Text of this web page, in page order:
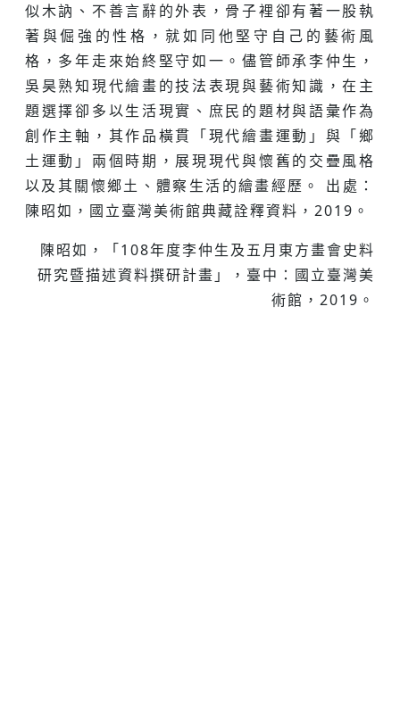
似木訥、不善言辭的外表，骨子裡卻有著一股執
著與倔強的性格，就如同他堅守自己的藝術風
格，多年走來始終堅守如一。儘管師承李仲生，
吳昊熟知現代繪畫的技法表現與藝術知識，在主
題選擇卻多以生活現實、庶民的題材與語彙作為
創作主軸，其作品橫貫「現代繪畫運動」與「鄉
土運動」兩個時期，展現現代與懷舊的交疊風格
以及其關懷鄉土、體察生活的繪畫經歷。 出處：
陳昭如，國立臺灣美術館典藏詮釋資料，2019。
陳昭如，「108年度李仲生及五月東方畫會史料
研究暨描述資料撰研計畫」，臺中：國立臺灣美
術館，2019。